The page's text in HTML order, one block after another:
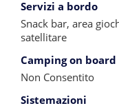
Servizi a bordo
Snack bar, area
satellitare
Camping on board
Non Consentito
Sistemazioni